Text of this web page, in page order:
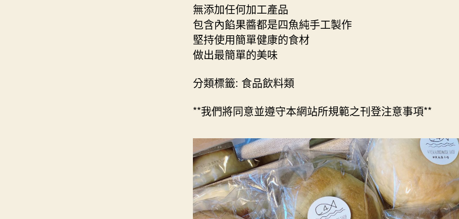
無添加任何加工產品
包含內餡果醬都是四魚純手工製作
堅持使用簡單健康的食材
做出最簡單的美味
分類標籤: 食品飲料類
**我們將同意並遵守本網站所規範之刊登注意事項**